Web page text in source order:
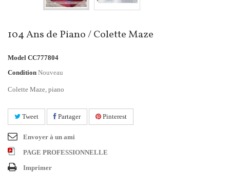
104 Ans de Piano / Colette Maze
Model CC777804
Condition Nouveau
Colette Maze, piano
Tweet Partager Pinterest
Envoyer à un ami
PAGE PROFESSIONNELLE
Imprimer